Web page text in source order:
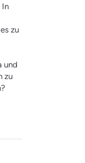
In
zu
und
zu